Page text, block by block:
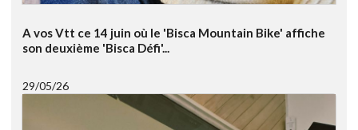
A vos Vtt ce 14 juin où le 'Bisca Mountain Bike' affiche
son deuxième 'Bisca Défi'...
29/05/26